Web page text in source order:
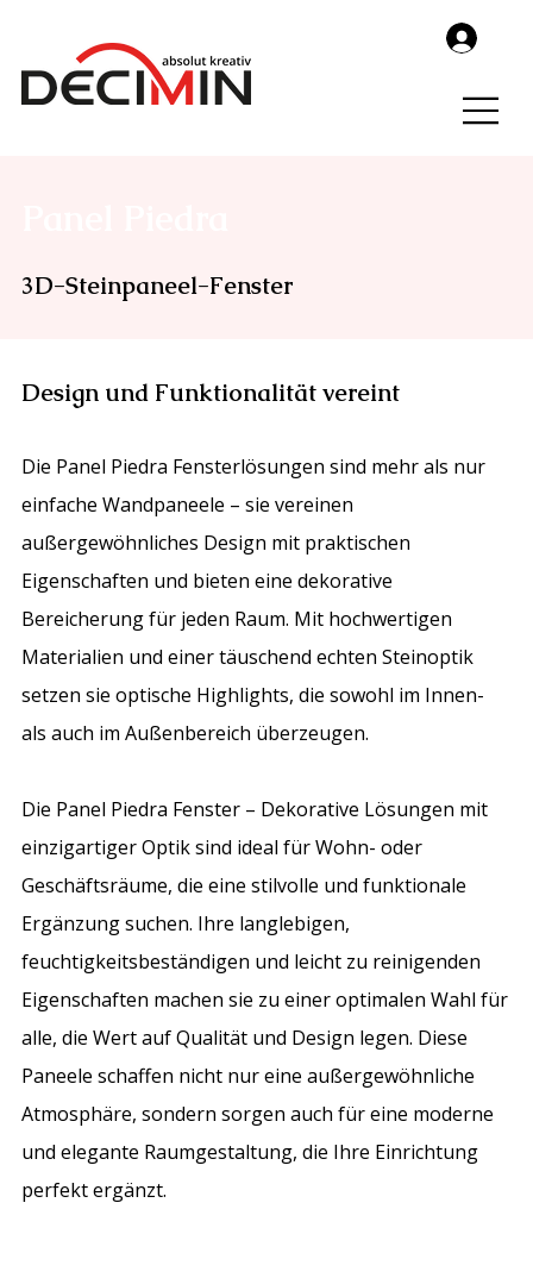
3D-Steinpaneel-Fenster
Design und Funktionalität vereint
Die Panel Piedra Fensterlösungen sind mehr als nur
einfache Wandpaneele – sie vereinen
außergewöhnliches Design mit praktischen
Eigenschaften und bieten eine dekorative
Bereicherung für jeden Raum. Mit hochwertigen
Materialien und einer täuschend echten Steinoptik
setzen sie optische Highlights, die sowohl im Innen-
als auch im Außenbereich überzeugen.
Die Panel Piedra Fenster – Dekorative Lösungen mit
einzigartiger Optik sind ideal für Wohn- oder
Geschäftsräume, die eine stilvolle und funktionale
Ergänzung suchen. Ihre langlebigen,
feuchtigkeitsbeständigen und leicht zu reinigenden
Eigenschaften machen sie zu einer optimalen Wahl für
alle, die Wert auf Qualität und Design legen. Diese
Paneele schaffen nicht nur eine außergewöhnliche
Atmosphäre, sondern sorgen auch für eine moderne
und elegante Raumgestaltung, die Ihre Einrichtung
perfekt ergänzt.